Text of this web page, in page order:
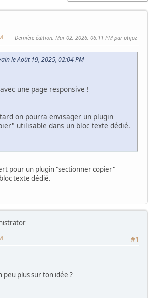
Dernière édition: Mar 02, 2026, 06:11 PM par ptijoz
le Août 19, 2025, 02:04 PM
une page responsive !
on pourra envisager un plugin
utilisable dans un bloc texte dédié.
pour un plugin "sectionner copier"
texte dédié.
#1
peu plus sur ton idée ?